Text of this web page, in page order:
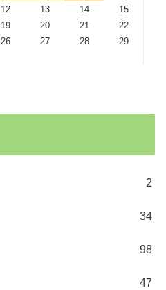
12 13 14
15
19 20 21
22
26 27 28
29
2
34
98
47